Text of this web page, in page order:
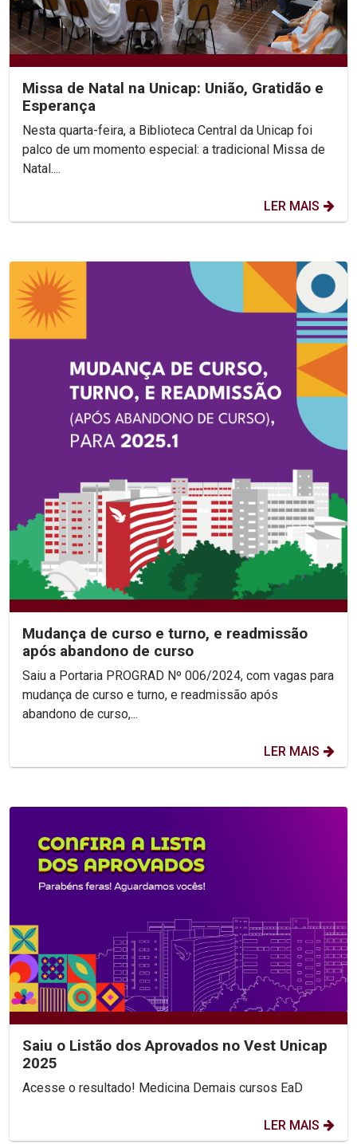
Missa de Natal na Unicap: União, Gratidão e
Esperança
Nesta quarta-feira, a Biblioteca Central da Unicap foi
palco de um momento especial: a tradicional Missa de
Natal....
LER MAIS
Mudança de curso e turno, e readmissão
após abandono de curso
Saiu a Portaria PROGRAD Nº 006/2024, com vagas para
mudança de curso e turno, e readmissão após
abandono de curso,...
LER MAIS
Saiu o Listão dos Aprovados no Vest Unicap
2025
Acesse o resultado! Medicina Demais cursos EaD
LER MAIS